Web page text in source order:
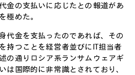
金の支払いに応じたとの報道があ
極めた。
代金を支払ったのであれば、その
持つことを経営者並びにIT担当者
の通りロシア系ランサムウェアギ
は国際的に非常識とされており、